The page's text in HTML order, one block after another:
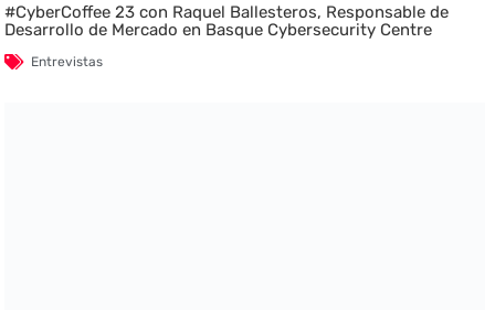
#CyberCoffee 23 con Raquel Ballesteros, Responsable de
Desarrollo de Mercado en Basque Cybersecurity Centre
Entrevistas